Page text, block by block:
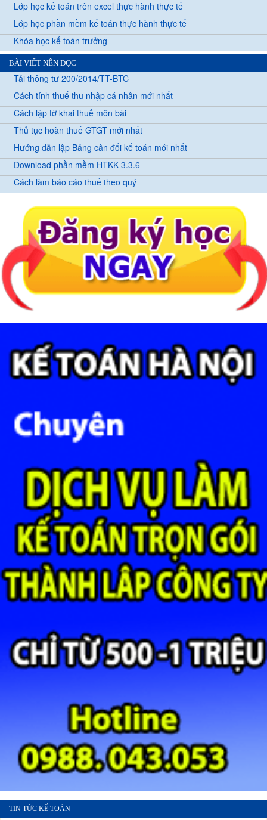
Lớp học kế toán trên excel thực hành thực tế
Lớp học phần mềm kế toán thực hành thực tế
Khóa học kế toán trưởng
BÀI VIẾT NÊN ĐỌC
Tải thông tư 200/2014/TT-BTC
Cách tính thuế thu nhập cá nhân mới nhất
Cách lập tờ khai thuế môn bài
Thủ tục hoàn thuế GTGT mới nhất
Hướng dẫn lập Bảng cân đối kế toán mới nhất
Download phần mềm HTKK 3.3.6
Cách làm báo cáo thuế theo quý
TIN TỨC KẾ TOÁN